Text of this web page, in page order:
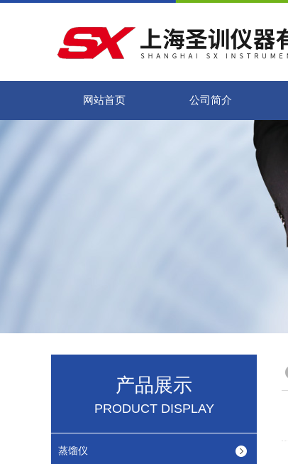
网站首页 公司简介
产品展示
PRODUCT DISPLAY
蒸馏仪